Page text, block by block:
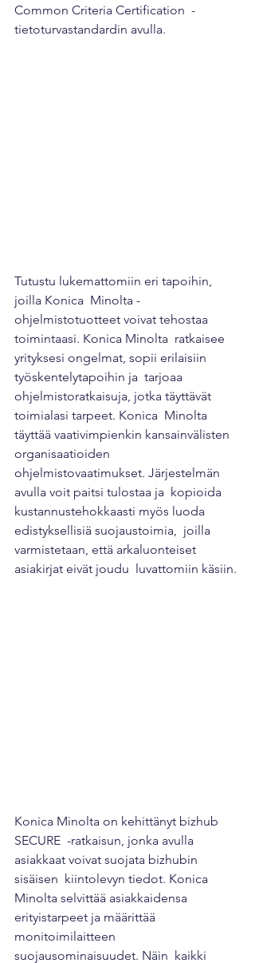
Common Criteria Certification  -
tietoturvastandardin avulla.
Tutustu lukemattomiin eri tapoihin,
joilla Konica  Minolta -
ohjelmistotuotteet voivat tehostaa
toimintaasi. Konica Minolta  ratkaisee
yrityksesi ongelmat, sopii erilaisiin
työskentelytapoihin ja  tarjoaa
ohjelmistoratkaisuja, jotka täyttävät
toimialasi tarpeet. Konica  Minolta
täyttää vaativimpienkin kansainvälisten
organisaatioiden
ohjelmistovaatimukset. Järjestelmän
avulla voit paitsi tulostaa ja  kopioida
kustannustehokkaasti myös luoda
edistyksellisiä suojaustoimia,  joilla
varmistetaan, että arkaluonteiset
asiakirjat eivät joudu  luvattomiin käsiin.
Konica Minolta on kehittänyt bizhub
SECURE  -ratkaisun, jonka avulla
asiakkaat voivat suojata bizhubin
sisäisen  kiintolevyn tiedot. Konica
Minolta selvittää asiakkaidensa
erityistarpeet ja määrittää
monitoimilaitteen
suojausominaisuudet. Näin  kaikki